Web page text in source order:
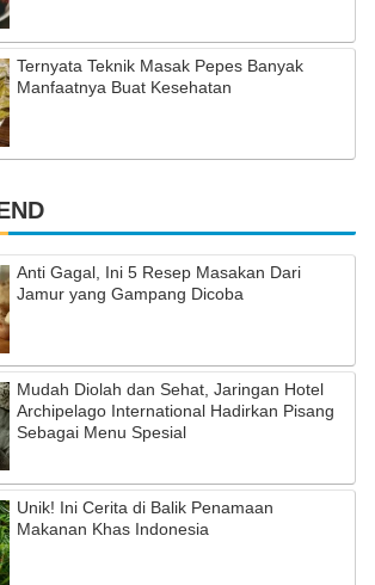
Ternyata Teknik Masak Pepes Banyak
Manfaatnya Buat Kesehatan
Anti Gagal, Ini 5 Resep Masakan Dari
Jamur yang Gampang Dicoba
Mudah Diolah dan Sehat, Jaringan Hotel
Archipelago International Hadirkan Pisang
Sebagai Menu Spesial
Unik! Ini Cerita di Balik Penamaan
Makanan Khas Indonesia